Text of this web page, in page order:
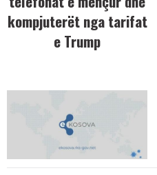
kompjuterët nga tarifat
e Trump